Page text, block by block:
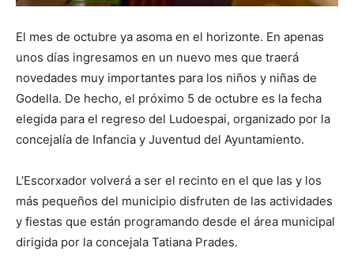
El mes de octubre ya asoma en el horizonte. En apenas
unos días ingresamos en un nuevo mes que traerá
novedades muy importantes para los niños y niñas de
Godella. De hecho, el próximo 5 de octubre es la fecha
elegida para el regreso del Ludoespai, organizado por la
concejalía de Infancia y Juventud del Ayuntamiento.
L’Escorxador volverá a ser el recinto en el que las y los
más pequeños del municipio disfruten de las actividades
y fiestas que están programando desde el área municipal
dirigida por la concejala Tatiana Prades.